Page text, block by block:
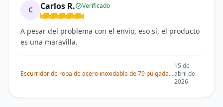
C Carlos R. Verificado
A pesar del problema con el envio, eso si, el producto
es una maravilla.
Escurridor de ropa de acero inoxidable de 79 pulgadas, plegable y ajustable, para interiores y exteriores
15 de
abril de
2026